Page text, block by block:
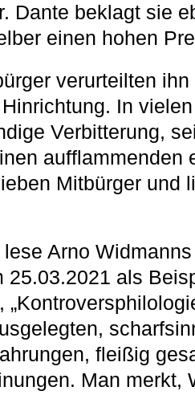
Dante beklagt sie
einen hohen
verurteilten
In
Verbitterung,
aufflammenden
Mitbürger und
Arno
25.03.2021 als
,
fleißig
Man merkt,